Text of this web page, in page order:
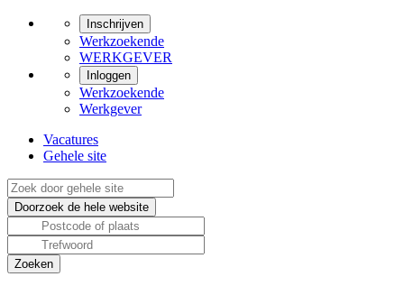
Inschrijven
Werkzoekende
WERKGEVER
Inloggen
Werkzoekende
Werkgever
Vacatures
Gehele site